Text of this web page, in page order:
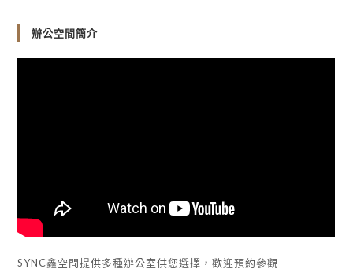
辦公空間簡介
SYNC鑫空間提供多種辦公室供您選擇，歡迎預約參觀